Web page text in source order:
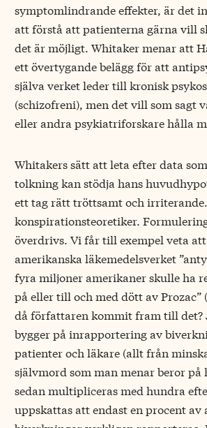
symptomlindrande effekter, är det
att förstå att patienterna gärna vill
det är möjligt. Whitaker menar att
ett övertygande belägg för att
själva verket leder till kronisk
(schizofreni), men det vill som sagt
eller andra psykiatriforskare hålla
Whitakers sätt att leta efter data
tolkning kan stödja hans
ett tag rätt tröttsamt och
konspirationsteoretiker.
överdrivs. Vi får till exempel veta
amerikanska läkemedelsverket
fyra miljoner amerikaner skulle ha
på eller till och med dött av Prozac”
då författaren kommit fram till det?
bygger på inrapportering av
patienter och läkare (allt från
självmord som man menar beror på
sedan multipliceras med hundra
uppskattas att endast en procent av